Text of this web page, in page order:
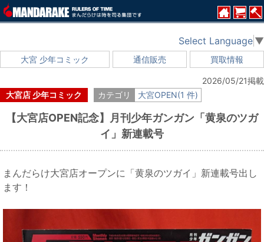
大宮 少年コミック 通信販売 買取情報
Select Language ▼
大宮店 少年コミック カテゴリ 大宮OPEN(1 件)
2026/05/21掲載
【大宮店OPEN記念】月刊少年ガンガン「黄泉のツガ
イ」新連載号
まんだらけ大宮店オープンに「黄泉のツガイ」新連載号出し
ます！